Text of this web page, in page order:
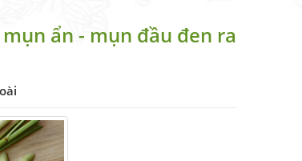
ẩn - mụn đầu đen ra